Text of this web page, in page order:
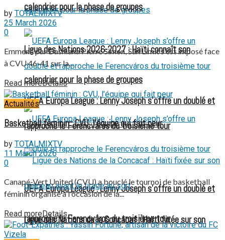
Ligue des Nations 2026-2027 : Haïti connaît son
calendrier pour la phase de groupes
UEFA Europa League : Lenny Joseph s’offre un doublé et
rapproche le Ferencváros du troisième tour
calendrier pour la phase de groupes
UEFA Europa League : Lenny Joseph s’offre un doublé et
rapproche le Ferencváros du troisième tour
Ligue des Nations de la Concacaf : Haïti fixée sur son
by TOTALMIXTV
25 March 2026
0
Emmené par Dashiana Pierre Simon, San Limit s'est imposé face
à CVU 46-41 sur la...
Read moreDetails
Actualités
Basketball féminin : CVU, l’équipe qui fait peur
by TOTALMIXTV
11 March 2026
0
Canapé-Vert United (CVU) a bouclé le tournoi de basketball
féminin organisé à l'occasion de la...
Read more Details